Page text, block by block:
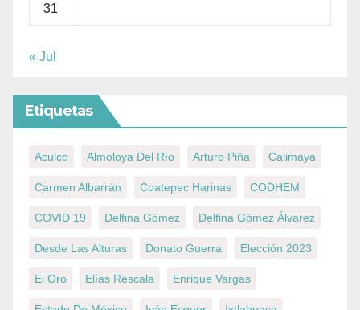
31
« Jul
Etiquetas
Aculco Almoloya Del Río Arturo Piña Calimaya
Carmen Albarrán Coatepec Harinas CODHEM
COVID 19 Delfina Gómez Delfina Gómez Álvarez
Desde Las Alturas Donato Guerra Elección 2023
El Oro Elías Rescala Enrique Vargas